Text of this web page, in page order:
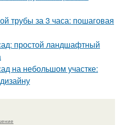
трубы за 3 часа: пошаговая
простой ландшафтный
на небольшом участке: